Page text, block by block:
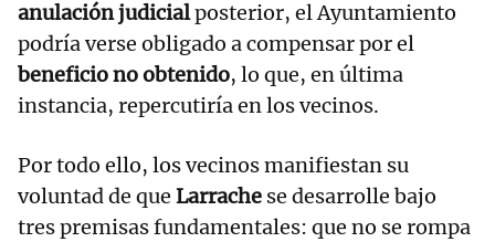
anulación judicialposterior, el Ayuntamiento
podría verse obligado a compensar por el
beneficio no obtenido, lo que, en última
instancia, repercutiría en los vecinos.
Por todo ello, los vecinos manifiestan su
voluntad de que Larrache se desarrolle bajo
tres premisas fundamentales: que no se rompa